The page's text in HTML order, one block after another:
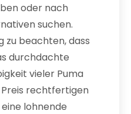
oder nach
suchen.
zu beachten, dass
durchdachte
vieler Puma
rechtfertigen
lohnende